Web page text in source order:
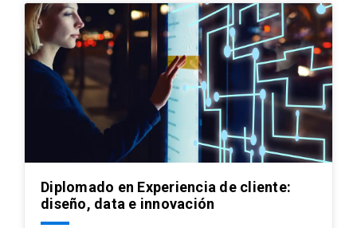
Diplomado en Experiencia de cliente:
diseño, data e innovación